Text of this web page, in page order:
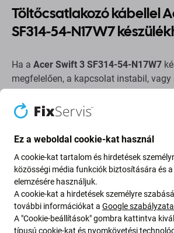
Töltőcsatlakozó kábellel
SF314-54-N17W7
Ha a Acer Swift 3 SF314-54-N17W7
megfelelően, a kapcsolat instabil, vagy
csatlakozó megsérült, ez a
választás a javításhoz.
Segít helyreállítani a vezetékes töltést
hálózati adaptert és az akkumulátort is,
hiba egyéb lehetséges okait.
A pótalkatrész minősége
Ez a weboldal cookie-kat használ
A cookie-kat tartalom és hirdetések
közösségi média funkciók biztosítására és
elemzésére használjuk.
A cookie-kat a hirdetések személyre
további információkat a Google
A "Cookie-beállítások" gombra kattintva
típusú cookie-kat és nyomkövetési